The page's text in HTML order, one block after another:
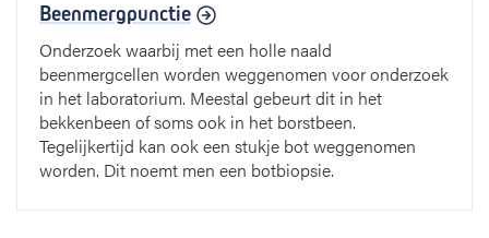
Beenmergpunctie
Onderzoek waarbij met een holle naald
beenmergcellen worden weggenomen voor onderzoek
in het laboratorium. Meestal gebeurt dit in het
bekkenbeen of soms ook in het borstbeen.
Tegelijkertijd kan ook een stukje bot weggenomen
worden. Dit noemt men een botbiopsie.